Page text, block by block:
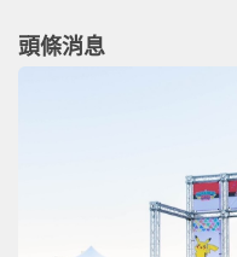
頭條消息